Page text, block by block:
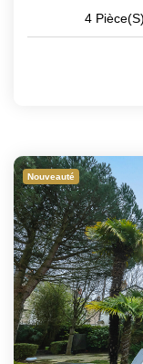
4 Pièce(s)
Nouveauté